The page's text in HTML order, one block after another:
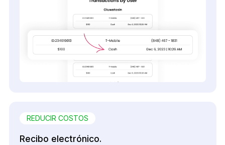
REDUCIR COSTOS
Recibo electrónico.